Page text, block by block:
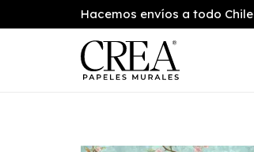
Hacemos envíos a todo Chile